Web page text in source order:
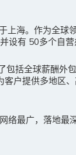
上海。作为全球
设有 50多个自营
括全球薪酬外
户提供多地区
络最广，落地最